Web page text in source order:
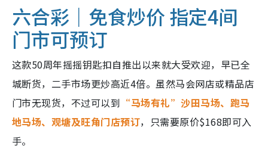
六合彩｜免食炒价 指定4间
门市可预订
这款50周年摇摇钥匙扣自推出以来就大受欢迎，早已全
城断货，二手市场更炒高近4倍。虽然马会网店或精品店
门市无现货，不过可以到 “马场有礼”沙田马场、跑马
地马场、观塘及旺角门店预订，只需要原价$168即可入
手。